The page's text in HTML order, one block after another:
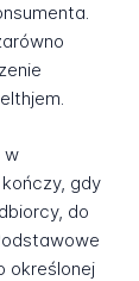
w
gdy
do
określonej